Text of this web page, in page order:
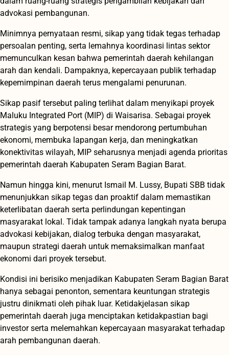
advokasi pembangunan.
Minimnya pernyataan resmi, sikap yang tidak tegas terhadap
persoalan penting, serta lemahnya koordinasi lintas sektor
memunculkan kesan bahwa pemerintah daerah kehilangan
arah dan kendali. Dampaknya, kepercayaan publik terhadap
kepemimpinan daerah terus mengalami penurunan.
Sikap pasif tersebut paling terlihat dalam menyikapi proyek
Maluku Integrated Port (MIP) di Waisarisa. Sebagai proyek
strategis yang berpotensi besar mendorong pertumbuhan
ekonomi, membuka lapangan kerja, dan meningkatkan
konektivitas wilayah, MIP seharusnya menjadi agenda prioritas
pemerintah daerah Kabupaten Seram Bagian Barat.
Namun hingga kini, menurut Ismail M. Lussy, Bupati SBB tidak
menunjukkan sikap tegas dan proaktif dalam memastikan
keterlibatan daerah serta perlindungan kepentingan
masyarakat lokal. Tidak tampak adanya langkah nyata berupa
advokasi kebijakan, dialog terbuka dengan masyarakat,
maupun strategi daerah untuk memaksimalkan manfaat
ekonomi dari proyek tersebut.
Kondisi ini berisiko menjadikan Kabupaten Seram Bagian Barat
hanya sebagai penonton, sementara keuntungan strategis
justru dinikmati oleh pihak luar. Ketidakjelasan sikap
pemerintah daerah juga menciptakan ketidakpastian bagi
investor serta melemahkan kepercayaan masyarakat terhadap
arah pembangunan daerah.